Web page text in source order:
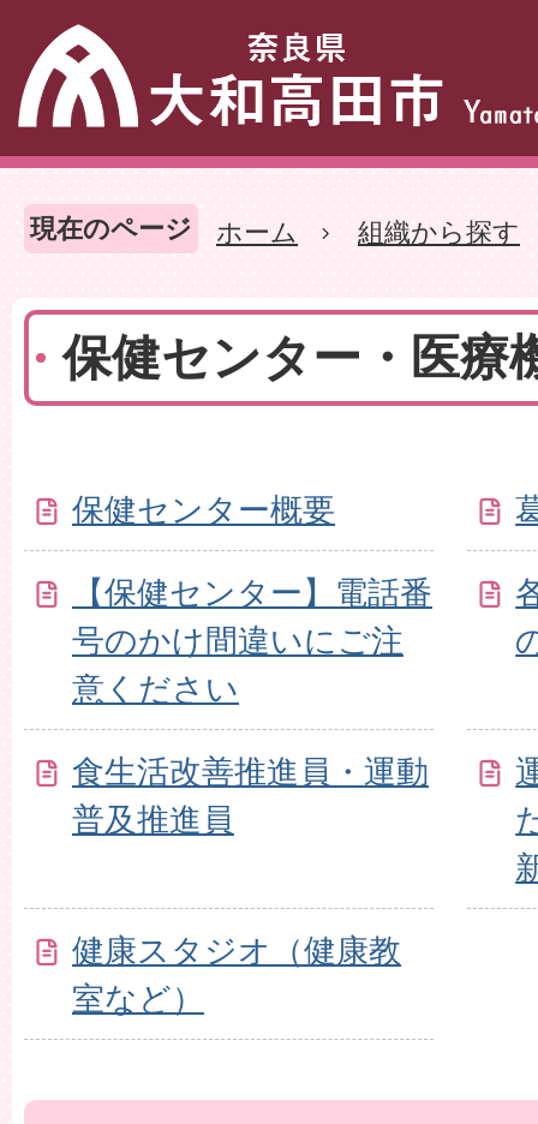
現在のページ ホーム 組織から探す
保健センター・医療
保健センター概要
【保健センター】電話番
号のかけ間違いにご注
意ください
食生活改善推進員・運動
普及推進員
健康スタジオ（健康教
室など）